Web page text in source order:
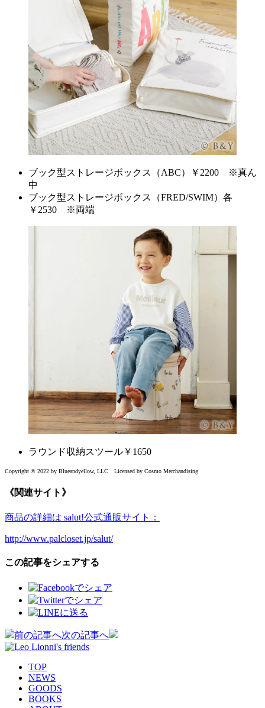
ブック型ストレージボックス（ABC）￥2200 ※真ん
中
ブック型ストレージボックス（FRED/SWIM）各
￥2530 ※両端
ラウンド収納スツール￥1650
Copyright © 2022 by Blueandyellow, LLC Licensed by Cosmo Merchandising
《関連サイト》
商品の詳細は salut!公式通販サイト：
http://www.palcloset.jp/salut/
この記事をシェアする
投
稿
前の記事へ次の記事へ
TOP
NEWS
GOODS
BOOKS